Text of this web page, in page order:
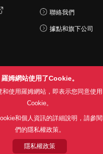
聯絡我們
據點和旗下公司
利用目的 隱私權政策
本公司產品銷售之標準條款(PDF)
羅姆網站使用了Cookie。
和使用羅姆網站，即表示您同意使用
Cookie。
和個人資訊的詳細說明，請參
們的隱私權政策。
隱私權政策